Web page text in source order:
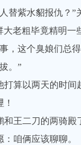
紫水貂报仇？”
粗毕竟精明一
这个臭娘们总得
。”
算以两天的时间
二刀的两骑殿
咱俩应该聊聊。